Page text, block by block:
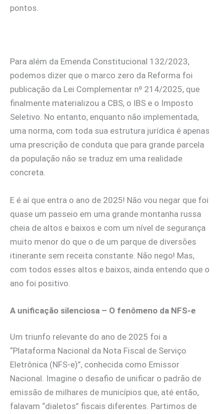
pontos.
Para além da Emenda Constitucional 132/2023,
podemos dizer que o marco zero da Reforma foi
publicação da Lei Complementar nº 214/2025, que
finalmente materializou a CBS, o IBS e o Imposto
Seletivo. No entanto, enquanto não implementada,
uma norma, com toda sua estrutura jurídica é apenas
uma prescrição de conduta que para grande parcela
da população não se traduz em uma realidade
concreta.
E é aí que entra o ano de 2025! Não vou negar que foi
quase um passeio em uma grande montanha russa
cheia de altos e baixos e com um nível de segurança
muito menor do que o de um parque de diversões
itinerante sem receita constante. Não nego! Mas,
com todos esses altos e baixos, ainda entendo que o
ano foi positivo.
A unificação silenciosa – O fenômeno da NFS-e
Um triunfo relevante do ano de 2025 foi a
“Plataforma Nacional da Nota Fiscal de Serviço
Eletrônica (NFS-e)”, conhecida como Emissor
Nacional. Imagine o desafio de unificar o padrão de
emissão de milhares de municípios que, até então,
falavam “dialetos” fiscais diferentes. Partimos de